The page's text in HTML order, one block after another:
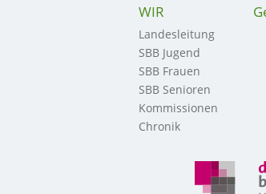
WIR
Landesleitung
SBB Jugend
SBB Frauen
SBB Senioren
Kommissionen
Chronik